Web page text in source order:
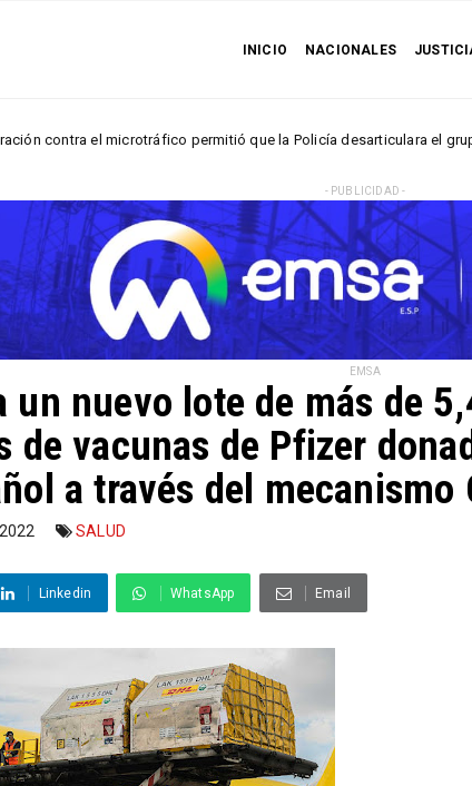
INICIO NACIONALES
permitió que la Policía desarticulara el grupo delincuencial
- PUBLICIDAD -
EMSA
un nuevo lote de más de
de vacunas de Pfizer
a través del mecanismo
SALUD
Linkedin WhatsApp Email